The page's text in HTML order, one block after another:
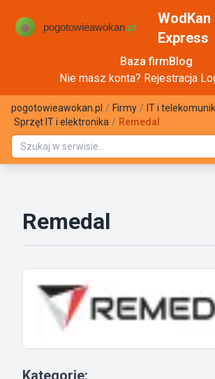
Express
Baza firmBlog
Nie masz konta? Rejestracja
pogotowieawokan.pl / Firmy / IT i
Sprzęt IT i elektronika / Remedal
Remedal
Kategorie: